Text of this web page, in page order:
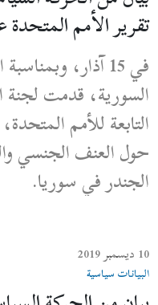
تقرير الأمم
في 15 آذار،
السورية، قدمت لجنة
التابعة للأمم
حول العنف الجنسي
الجندر في سوريا.
10 ديسمبر 2019
البيانات سياسية